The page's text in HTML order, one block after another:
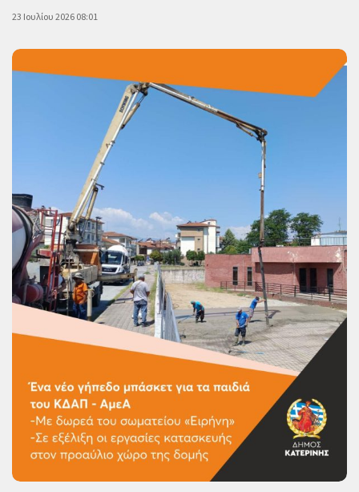
23 Ιουλίου 2026 08:01